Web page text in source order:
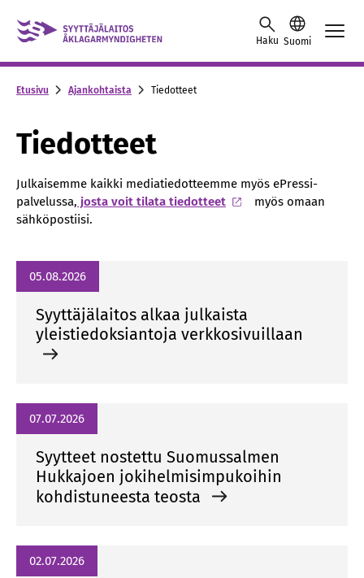
Skip to content -saavutettavuusohje
Haku Suomi
Etusivu Ajankohtaista Tiedotteet
Tiedotteet
Julkaisemme kaikki mediatiedotteemme myös ePressi-
palvelussa, josta voit tilata tiedotteet
myös omaan
sähköpostiisi.
05.08.2026
Syyttäjälaitos alkaa julkaista
yleistiedoksiantoja verkkosivuillaan
07.07.2026
Syytteet nostettu Suomussalmen
Hukkajoen jokihelmisimpukoihin
kohdistuneesta teosta
02.07.2026